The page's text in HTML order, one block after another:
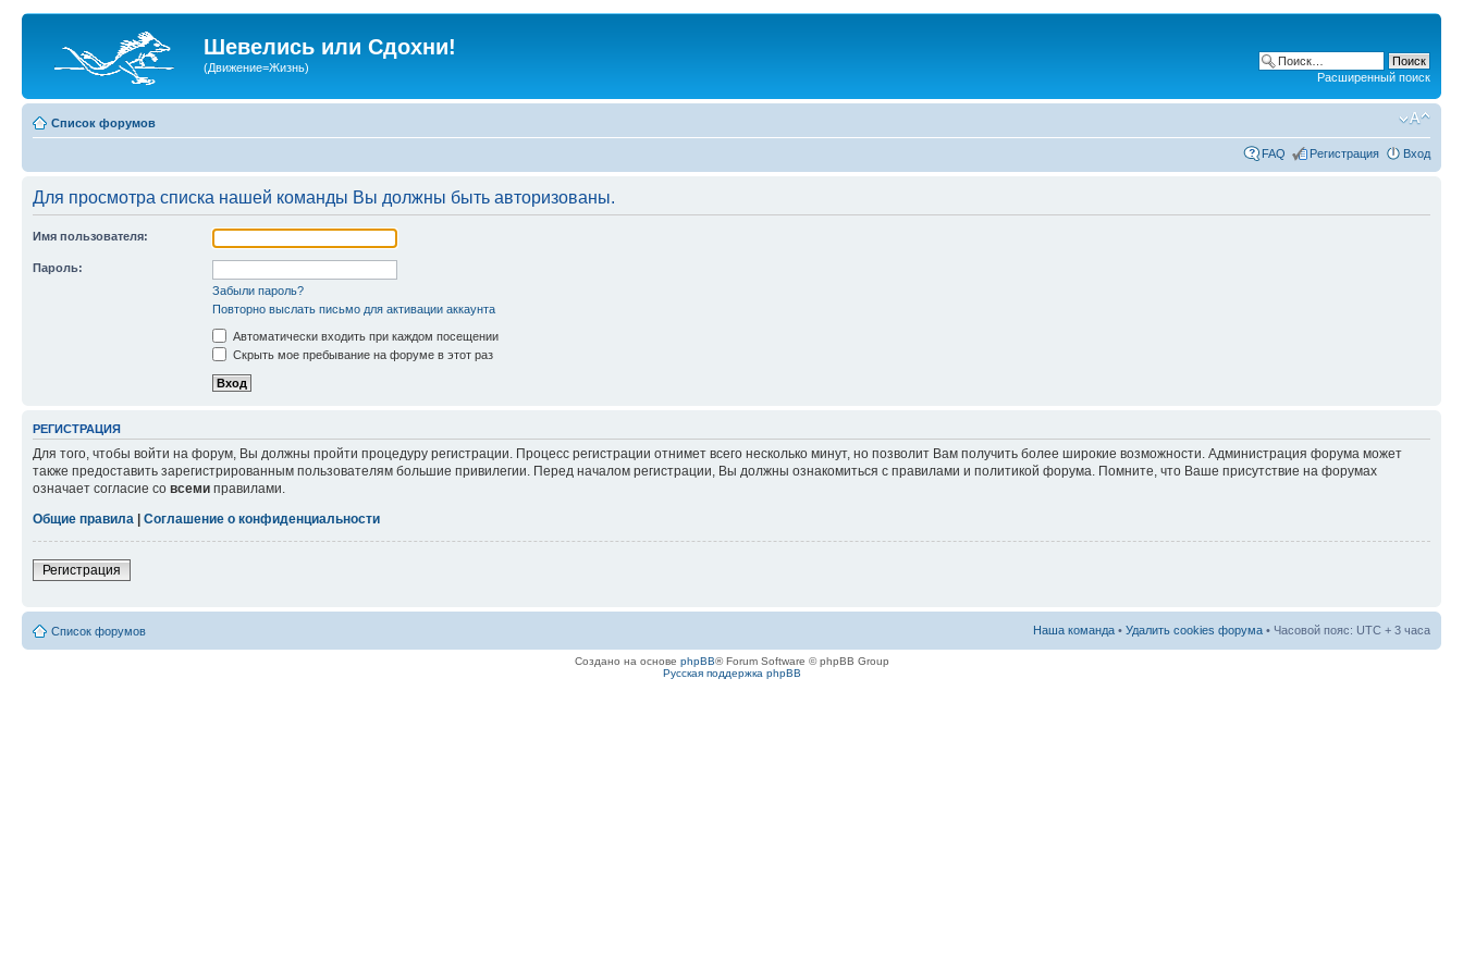
Шевелись или Сдохни!
(Движение=Жизнь)
Расширенный поиск
Список форумов
FAQ Регистрация Вход
Для просмотра списка нашей команды Вы должны быть авторизованы.
Имя пользователя:
Пароль:
Забыли пароль?
Повторно выслать письмо для активации аккаунта
Автоматически входить при каждом посещении
Скрыть мое пребывание на форуме в этот раз
РЕГИСТРАЦИЯ
Для того, чтобы войти на форум, Вы должны пройти процедуру регистрации. Процесс регистрации отнимет всего несколько минут, но позволит Вам получить более широкие возможности. Администрация форума может
также предоставить зарегистрированным пользователям большие привилегии. Перед началом регистрации, Вы должны ознакомиться с правилами и политикой форума. Помните, что Ваше присутствие на форумах
означает согласие со всеми правилами.
Общие правила
Соглашение о конфиденциальности
Регистрация
Список форумов Наша команда • Удалить cookies форума • Часовой пояс: UTC + 3 часа
Создано на основе phpBB® Forum Software © phpBB Group
Русская поддержка phpBB